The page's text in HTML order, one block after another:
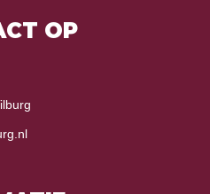
OP